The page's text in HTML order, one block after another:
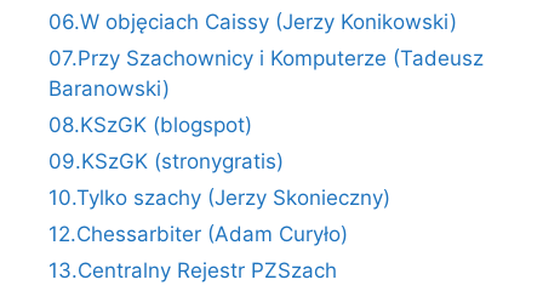
06.W objęciach Caissy (Jerzy Konikowski)
07.Przy Szachownicy i Komputerze (Tadeusz
Baranowski)
08.KSzGK (blogspot)
09.KSzGK (stronygratis)
10.Tylko szachy (Jerzy Skonieczny)
12.Chessarbiter (Adam Curyło)
13.Centralny Rejestr PZSzach